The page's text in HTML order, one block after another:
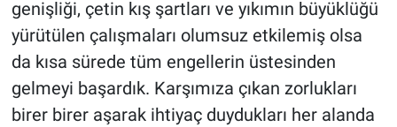
genişliği, çetin kış şartları ve yıkımın büyüklüğü
yürütülen çalışmaları olumsuz etkilemiş olsa
da kısa sürede tüm engellerin üstesinden
gelmeyi başardık. Karşımıza çıkan zorlukları
birer birer aşarak ihtiyaç duydukları her alanda